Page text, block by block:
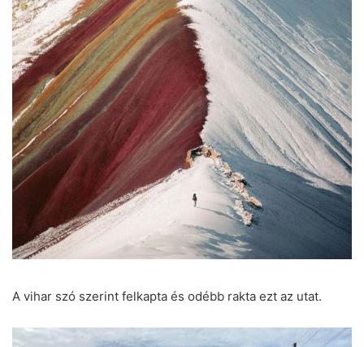
A vihar szó szerint felkapta és odébb rakta ezt az utat.